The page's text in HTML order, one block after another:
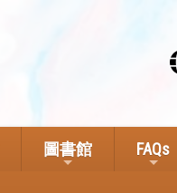
圖書館 FAQs